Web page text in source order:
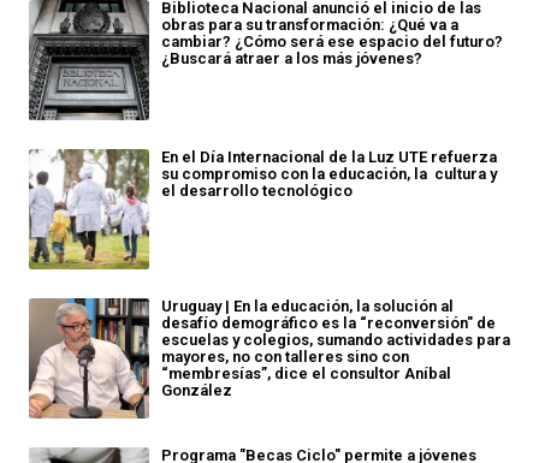
Biblioteca Nacional anunció el inicio de las
obras para su transformación: ¿Qué va a
cambiar? ¿Cómo será ese espacio del futuro?
¿Buscará atraer a los más jóvenes?
En el Día Internacional de la Luz UTE refuerza
su compromiso con la educación, la cultura y
el desarrollo tecnológico
Uruguay | En la educación, la solución al
desafío demográfico es la “reconversión" de
escuelas y colegios, sumando actividades para
mayores, no con talleres sino con
“membresías”, dice el consultor Aníbal
González
Programa "Becas Ciclo" permite a jóvenes